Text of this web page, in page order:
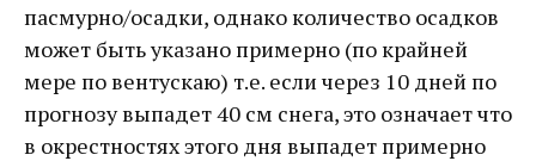
пасмурно/осадки, однако количество осадков
может быть указано примерно (по крайней
мере по вентускаю) т.е. если через 10 дней по
прогнозу выпадет 40 см снега, это означает что
в окрестностях этого дня выпадет примерно